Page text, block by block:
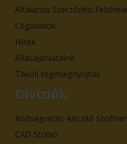
Általános Szerződési
Cégadatok
Hírek
Állásajánlataink
Távoli segítségnyújtás
Divíziók
Költségvetés-készítő
CAD Stúdió